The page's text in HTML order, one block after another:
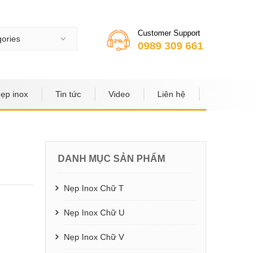
Customer Support
0989 309 661
inox Tin tức Video Liên hệ
DANH MỤC SẢN PHẨM
Nẹp Inox Chữ T
Nẹp Inox Chữ U
Nẹp Inox Chữ V